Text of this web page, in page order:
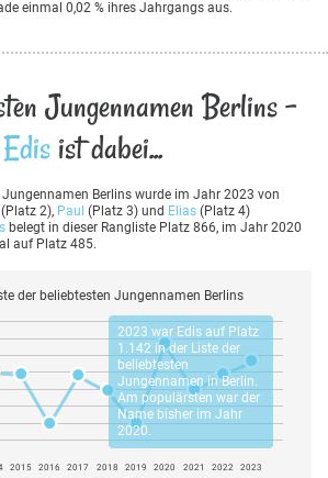
einmal 0,02 % ihres Jahrgangs aus.
Jungennamen Berlins -
Edisist dabei...
Jungennamen Berlins wurde im Jahr 2023 von
(Platz 2), Paul (Platz 3) und Elias (Platz 4)
belegt in dieser Rangliste Platz 866, im Jahr 2020
auf Platz 485.
der beliebtesten Jungennamen Berlins
2023 war Edisauf Platz
1.142 in der Liste der
beliebtesten
Jungennamen in Berlin.
Am populärsten war der
Name bisher im Jahr
2020.
2015 2016 2017 2018 2019 2020 2021 2022 2023